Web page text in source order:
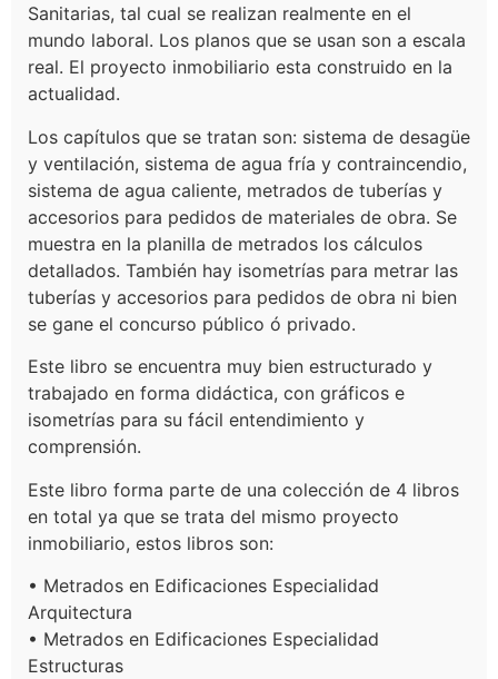
Sanitarias, tal cual se realizan realmente en el
mundo laboral. Los planos que se usan son a escala
real. El proyecto inmobiliario esta construido en la
actualidad.
Los capítulos que se tratan son: sistema de desagüe
y ventilación, sistema de agua fría y contraincendio,
sistema de agua caliente, metrados de tuberías y
accesorios para pedidos de materiales de obra. Se
muestra en la planilla de metrados los cálculos
detallados. También hay isometrías para metrar las
tuberías y accesorios para pedidos de obra ni bien
se gane el concurso público ó privado.
Este libro se encuentra muy bien estructurado y
trabajado en forma didáctica, con gráficos e
isometrías para su fácil entendimiento y
comprensión.
Este libro forma parte de una colección de 4 libros
en total ya que se trata del mismo proyecto
inmobiliario, estos libros son:
• Metrados en Edificaciones Especialidad
Arquitectura
• Metrados en Edificaciones Especialidad
Estructuras